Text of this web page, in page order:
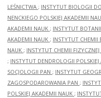
LEŚNICTWA ; INSTYTUT BIOLOGII
NENCKIEGO POLSKIEJ AKADEMII
AKADEMII NAUK ; INSTYTUT
AKADEMII NAUK ; INSTYTUT CHEMII
NAUK ; INSTYTUT CHEMII FIZYCZNEJ
; INSTYTUT DENDROLOGII
SOCJOLOGII PAN ; INSTYTUT
ZAGOSPODAROWANIA PAN ;
POLSKIEJ AKADEMII NAUK ;